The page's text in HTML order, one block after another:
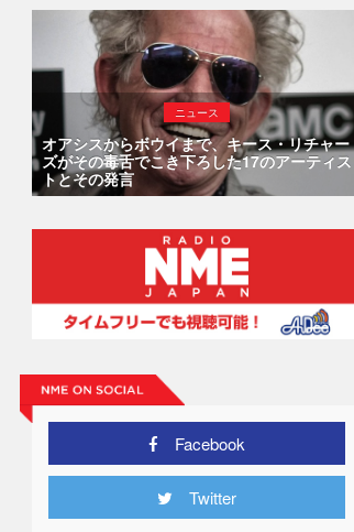
ニュース
オアシスからボウイまで、キース・リチャー
ズがその毒舌でこき下ろした17のアーティス
トとその発言
Facebook
Twitter